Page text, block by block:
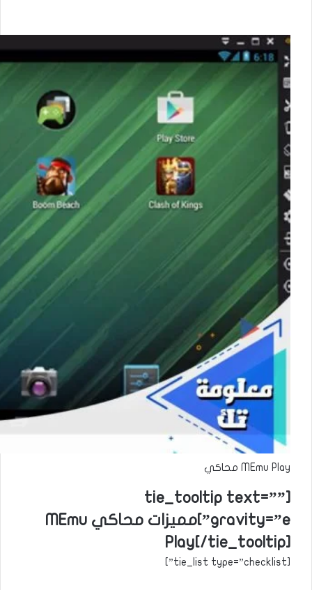
MEmu Play محاكي
[tie_tooltip text=””
gravity=”e”]مميزات محاكي MEmu
Play[/tie_tooltip]
[tie_list type=”checklist”]